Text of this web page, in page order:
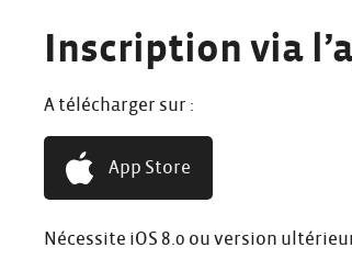
Inscription via
A télécharger sur :
App Store
Nécessite iOS 8.0 ou version